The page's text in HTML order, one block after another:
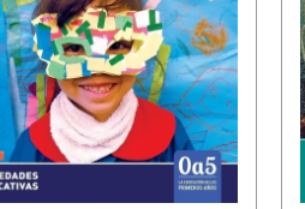
las infancias frente al arte?